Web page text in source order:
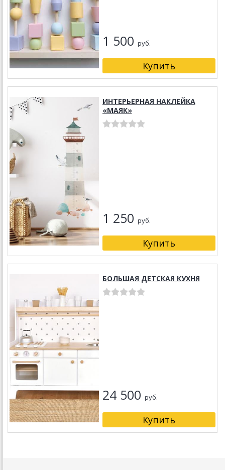
1 500 руб.
ИНТЕРЬЕРНАЯ НАКЛЕЙКА
«МАЯК»
1 250 руб.
БОЛЬШАЯ ДЕТСКАЯ КУХНЯ
24 500 руб.